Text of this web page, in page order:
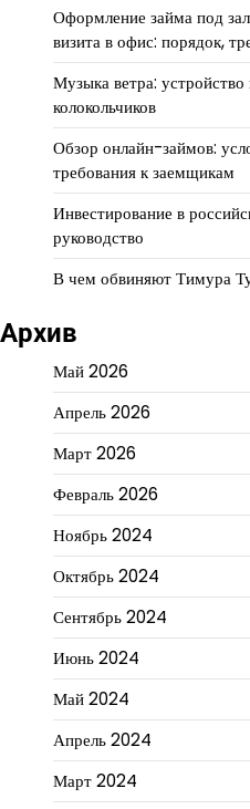
Оформление займа под
визита в офис: порядок,
Музыка ветра:
колокольчиков
Обзор онлайн-займов:
требования к заемщикам
Инвестирование в
руководство
В чем обвиняют Тимура
Архив
Май 2026
Апрель 2026
Март 2026
Февраль 2026
Ноябрь 2024
Октябрь 2024
Сентябрь 2024
Июнь 2024
Май 2024
Апрель 2024
Март 2024